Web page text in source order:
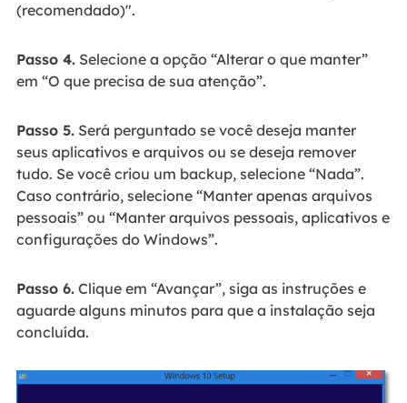
(recomendado)".
Passo 4.Selecione a opção “Alterar o que manter”
em “O que precisa de sua atenção”.
Passo 5.Será perguntado se você deseja manter
seus aplicativos e arquivos ou se deseja remover
tudo. Se você criou um backup, selecione “Nada”.
Caso contrário, selecione “Manter apenas arquivos
pessoais” ou “Manter arquivos pessoais, aplicativos e
configurações do Windows”.
Passo 6.Clique em “Avançar”, siga as instruções e
aguarde alguns minutos para que a instalação seja
concluída.